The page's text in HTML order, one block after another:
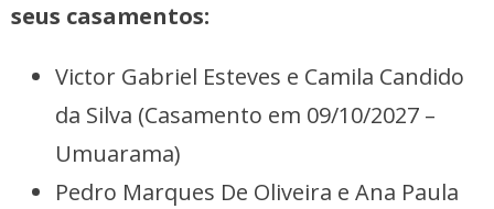
seus casamentos:
Victor Gabriel Esteves e Camila Candido
da Silva (Casamento em 09/10/2027 –
Umuarama)
Pedro Marques De Oliveira e Ana Paula